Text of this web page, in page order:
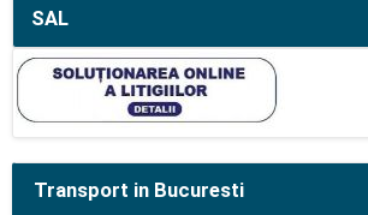
SAL
Transport in Bucuresti